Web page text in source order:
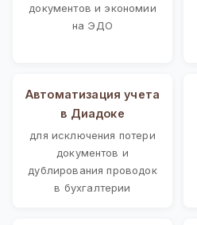
документов и экономии
на ЭДО
Автоматизация учета
в Диадоке
для исключения потери
документов и
дублирования проводок
в бухгалтерии